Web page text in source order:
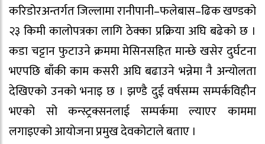
करिडोरअन्तर्गत जिल्लामा रानीपानी–फलेबास–ढिक खण्डको
२३ किमी कालोपत्रका लागि ठेक्का प्रक्रिया अघि बढेको छ ।
कडा चट्टान फुटाउने क्रममा मेसिनसहित मान्छे खसेर दुर्घटना
भएपछि बाँकी काम कसरी अघि बढाउने भन्नेमा नै अन्योलता
देखिएको उनको भनाइ छ । झण्डै दुई वर्षसम्म सम्पर्कविहीन
भएको सो कन्स्ट्रक्सनलाई सम्पर्कमा ल्याएर काममा
लगाइएको आयोजना प्रमुख देवकोटाले बताए ।